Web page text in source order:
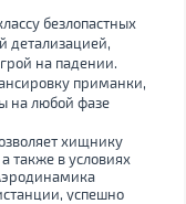
безлопастных
детализацией,
на падении.
приманки,
на любой фазе
хищнику
также в условиях
успешно